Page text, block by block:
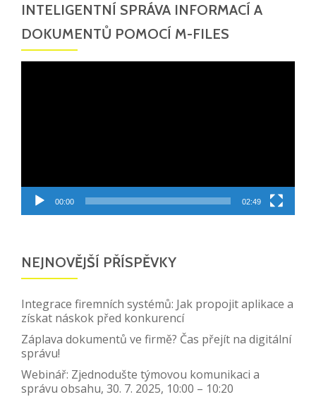
INTELIGENTNÍ SPRÁVA INFORMACÍ A
DOKUMENTŮ POMOCÍ M-FILES
00:00 02:49
NEJNOVĚJŠÍ PŘÍSPĚVKY
Integrace firemních systémů: Jak propojit aplikace a
získat náskok před konkurencí
Záplava dokumentů ve firmě? Čas přejít na digitální
správu!
Webinář: Zjednodušte týmovou komunikaci a
správu obsahu, 30. 7. 2025, 10:00 – 10:20